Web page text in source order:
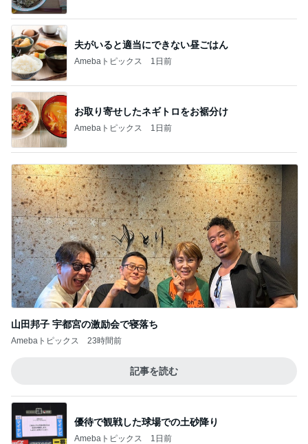
夫がいると適当にできない昼ごはん
Amebaトピックス 1日前
お取り寄せしたネギトロをお裾分け
Amebaトピックス 1日前
山田邦子 宇都宮の激励会で寝落ち
Amebaトピックス 23時間前
記事を読む
優待で観戦した球場での土砂降り
Amebaトピックス 1日前